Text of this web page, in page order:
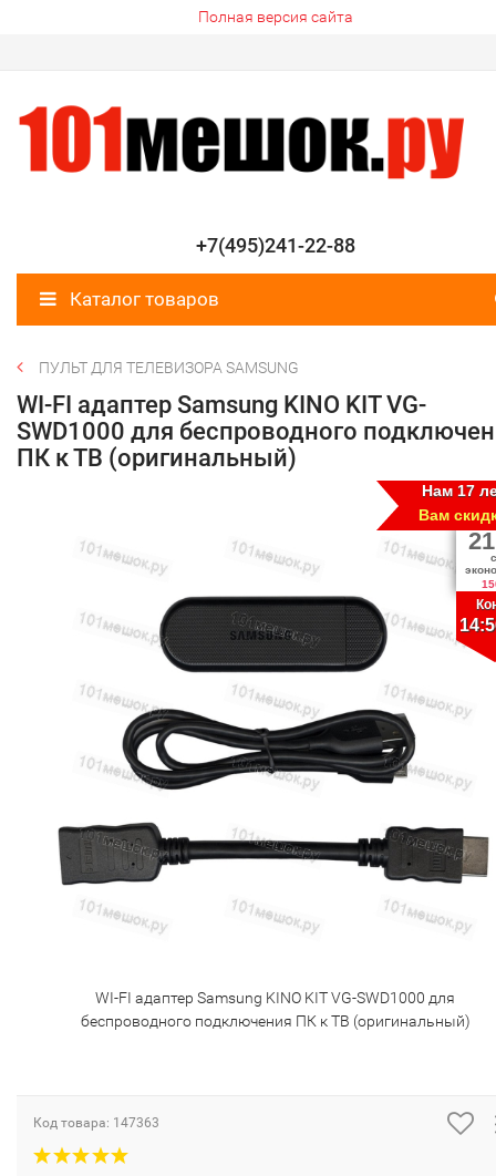
Полная версия сайта
+7(495)241-22-88
Каталог товаров
ПУЛЬТ ДЛЯ ТЕЛЕВИЗОРА SAMSUNG
WI-FI адаптер Samsung KINO KIT VG-
SWD1000 для беспроводного
ПК к ТВ (оригинальный)
WI-FI адаптер Samsung KINO KIT VG-SWD1000 для
беспроводного подключения ПК к ТВ (оригинальный)
Нам 17
Вам
21
Код товара: 147363